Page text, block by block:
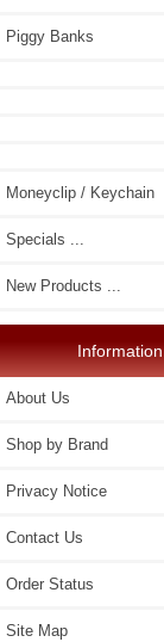
Piggy Banks
Moneyclip / Keychain
Specials ...
New Products ...
Information
About Us
Shop by Brand
Privacy Notice
Contact Us
Order Status
Site Map